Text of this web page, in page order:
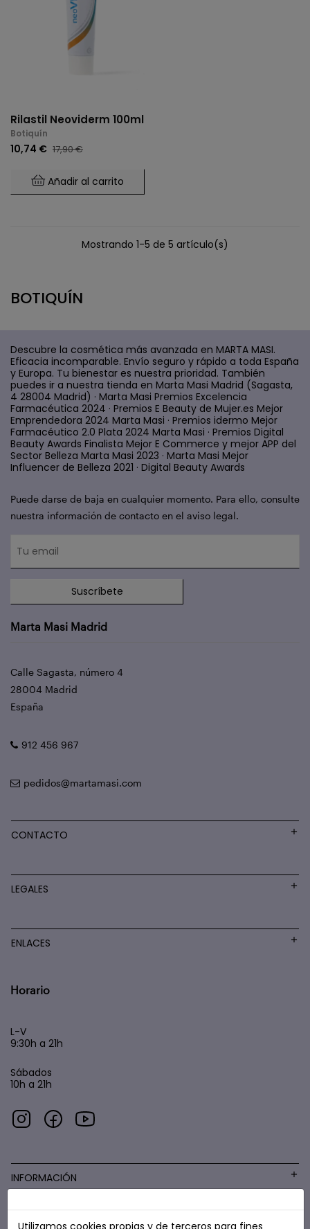
BOTIQUÍN
Rilastil Neoviderm 100ml
Botiquín
10,74 € 17,90 €
Añadir al carrito
Mostrando 1-5 de 5 artículo(s)
Descubre la cosmética más avanzada en MARTA MASI.
Eficacia incomparable. Envío seguro y rápido a toda España
y Europa. Tu bienestar es nuestra prioridad. También
puedes ir a nuestra tienda en Marta Masi Madrid (Sagasta,
4 28004 Madrid) · Marta Masi Premios Excelencia
Farmacéutica 2024 · Premios E Beauty de Mujer.es Mejor
Emprendedora 2024 Marta Masi · Premios idermo Mejor
Farmacéutico 2.0 Plata 2024 Marta Masi · Premios Digital
Beauty Awards Finalista Mejor E Commerce y mejor APP del
Sector Belleza Marta Masi 2023 · Marta Masi Mejor
Influencer de Belleza 2021 · Digital Beauty Awards
Puede darse de baja en cualquier momento. Para ello, consulte
nuestra información de contacto en el aviso legal.
Suscríbete
Marta Masi Madrid
Calle Sagasta, número 4
28004 Madrid
España
912 456 967
pedidos@martamasi.com
CONTACTO
LEGALES
ENLACES
Horario
L-V
9:30h a 21h
Sábados
10h a 21h
INFORMACIÓN
Utilizamos cookies propias y de terceros para fines